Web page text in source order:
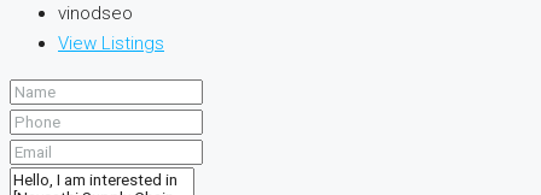
vinodseo
View Listings